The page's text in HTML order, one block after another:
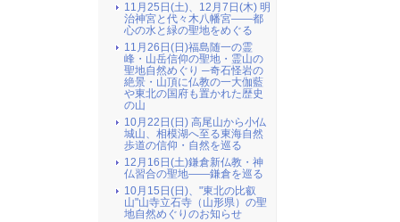
11月25日(土)、12月7日(木) 明
治神宮と代々木八幡宮――都
心の水と緑の聖地をめぐる
11月26日(日)福島随一の霊
峰・山岳信仰の聖地・霊山の
聖地自然めぐり ─奇石怪岩の
絶景・山頂に仏教の一大伽藍
や東北の国府も置かれた歴史
の山
10月22日(日) 高尾山から小仏
城山、相模湖へ至る東海自然
歩道の信仰・自然を巡る
12月16日(土)鎌倉新仏教・神
仏習合の聖地――鎌倉を巡る
10月15日(日)、"東北の比叡
山"山寺立石寺（山形県）の聖
地自然めぐりのお知らせ